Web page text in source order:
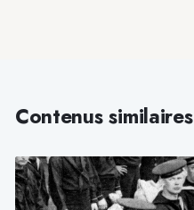
Contenus similaires